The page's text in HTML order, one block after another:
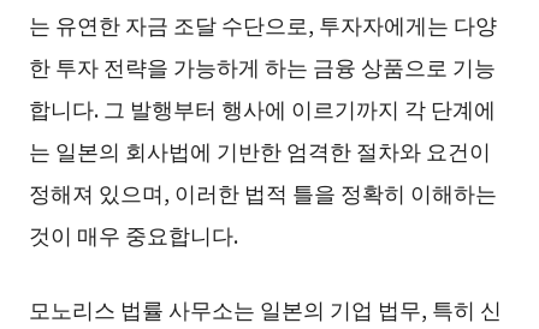
는 유연한 자금 조달 수단으로, 투자자에게는 다양
한 투자 전략을 가능하게 하는 금융 상품으로 기능
합니다. 그 발행부터 행사에 이르기까지 각 단계에
는 일본의 회사법에 기반한 엄격한 절차와 요건이
정해져 있으며, 이러한 법적 틀을 정확히 이해하는
것이 매우 중요합니다.
모노리스 법률 사무소는 일본의 기업 법무, 특히 신